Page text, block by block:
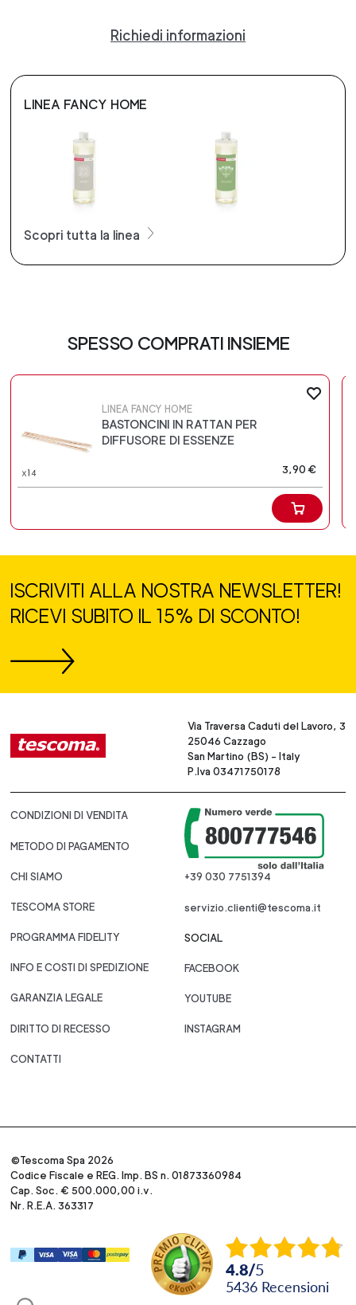
Richiedi informazioni
LINEA FANCY HOME
Scopri tutta la linea
SPESSO COMPRATI INSIEME
LINEA FANCY HOME
BASTONCINI IN RATTAN PER
DIFFUSORE DI ESSENZE
3,90 €
ISCRIVITI ALLA NOSTRA NEWSLETTER!
RICEVI SUBITO IL 15% DI SCONTO!
Via Traversa Caduti del Lavoro, 3
25046 Cazzago
San Martino (BS) - Italy
P.Iva 03471750178
CONDIZIONI DI VENDITA
METODO DI PAGAMENTO
CHI SIAMO
TESCOMA STORE
PROGRAMMA FIDELITY
INFO E COSTI DI SPEDIZIONE
GARANZIA LEGALE
DIRITTO DI RECESSO
CONTATTI
+39 030 7751394
servizio.clienti@tescoma.it
SOCIAL
FACEBOOK
YOUTUBE
INSTAGRAM
©Tescoma Spa 2026
Codice Fiscale e REG. Imp. BS n. 01873360984
Cap. Soc. € 500.000,00 i.v.
Nr. R.E.A. 363317
4.8/5
5436 recensioni